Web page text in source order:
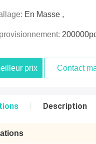
En Masse ,
prix Contact
Description